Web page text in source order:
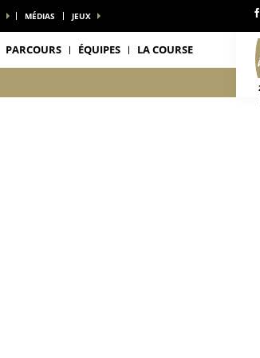
MÉDIAS JEUX
PARCOURS ÉQUIPES LA COURSE